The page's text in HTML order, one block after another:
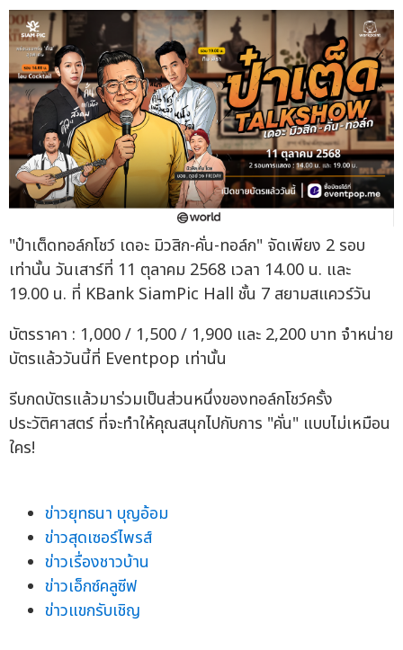
"ป๋าเต็ดทอล์กโชว์ เดอะ มิวสิก-คั่น-ทอล์ก" จัดเพียง 2 รอบ
เท่านั้น วันเสาร์ที่ 11 ตุลาคม 2568 เวลา 14.00 น. และ
19.00 น. ที่ KBank SiamPic Hall ชั้น 7 สยามสแควร์วัน
บัตรราคา : 1,000 / 1,500 / 1,900 และ 2,200 บาท จำหน่าย
บัตรแล้ววันนี้ที่ Eventpop เท่านั้น
รีบกดบัตรแล้วมาร่วมเป็นส่วนหนึ่งของทอล์กโชว์ครั้ง
ประวัติศาสตร์ ที่จะทำให้คุณสนุกไปกับการ "คั่น" แบบไม่เหมือน
ใคร!
ข่าวยุทธนา บุญอ้อม
ข่าวสุดเซอร์ไพรส์
ข่าวเรื่องชาวบ้าน
ข่าวเอ็กซ์คลูซีฟ
ข่าวแขกรับเชิญ